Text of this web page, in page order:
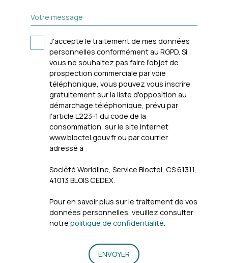
Votre message
J'accepte le traitement de mes données
personnelles conformément au RGPD. Si
vous ne souhaitez pas faire l'objet de
prospection commerciale par voie
téléphonique, vous pouvez vous inscrire
gratuitement sur la liste d'opposition au
démarchage téléphonique, prévu par
l'article L223-1 du code de la
consommation, sur le site Internet
www.bloctel.gouv.fr ou par courrier
adressé à :
Société Worldline, Service Bloctel, CS 61311,
41013 BLOIS CEDEX.
Pour en savoir plus sur le traitement de vos
données personnelles, veuillez consulter
notre politique de confidentialité
ENVOYER